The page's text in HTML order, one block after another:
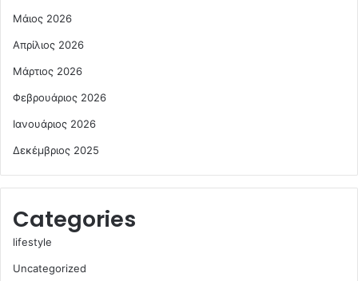
Μάιος 2026
Απρίλιος 2026
Μάρτιος 2026
Φεβρουάριος 2026
Ιανουάριος 2026
Δεκέμβριος 2025
Categories
lifestyle
Uncategorized